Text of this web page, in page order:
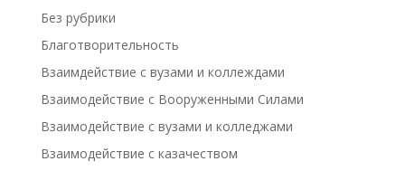
Без рубрики
Благотворительность
Взаимдействие с вузами и коллеждами
Взаимодействие с Вооруженными Силами
Взаимодействие с вузами и колледжами
Взаимодействие с казачеством